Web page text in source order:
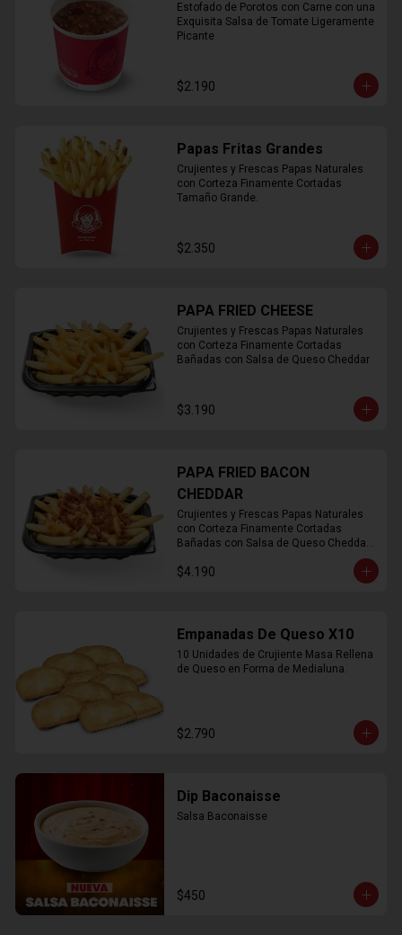
Estofado de Porotos con Carne con una
Exquisita Salsa de Tomate Ligeramente
Picante
$2.190
Papas Fritas Grandes
Crujientes y Frescas Papas Naturales
con Corteza Finamente Cortadas
Tamaño Grande.
$2.350
PAPA FRIED CHEESE
Crujientes y Frescas Papas Naturales
con Corteza Finamente Cortadas
Bañadas con Salsa de Queso Cheddar
$3.190
PAPA FRIED BACON
CHEDDAR
Crujientes y Frescas Papas Naturales
con Corteza Finamente Cortadas
Bañadas con Salsa de Queso Cheddar
$4.190
Empanadas De Queso X10
10 Unidades de Crujiente Masa Rellena
de Queso en Forma de Medialuna.
$2.790
Dip Baconaisse
Salsa Baconaisse
$450